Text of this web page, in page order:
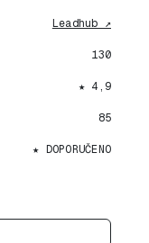
Leadhub ↗
130
★ 4,9
85
★ DOPORUČENO